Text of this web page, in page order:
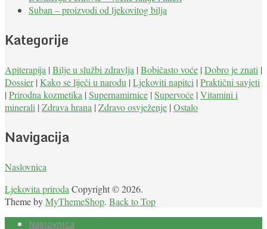
Suban – proizvodi od ljekovitog bilja
Kategorije
Apiterapija | Bilje u službi zdravlja | Bobičasto voće | Dobro je znati |
Dossier| Kako se liječi u narodu | Ljekoviti napitci | Praktični savjeti
| Prirodna kozmetika | Supernamirnice | Supervoće | Vitamini i
minerali | Zdrava hrana | Zdravo osvježenje | Ostalo
Navigacija
Naslovnica
Ljekovita priroda Copyright © 2026.
Theme byMyThemeShop. Back to Top
Naslovnica